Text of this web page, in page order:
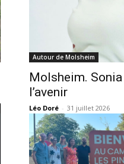
Autour de Molsheim
Molsheim.
l’avenir
Léo Doré - 31 juillet 2026